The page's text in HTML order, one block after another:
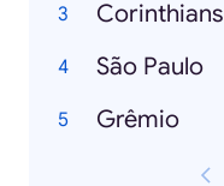
Corinthians
São Paulo
Grêmio